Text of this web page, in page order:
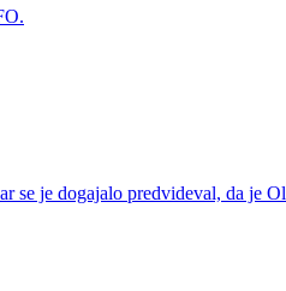
se je dogajalo predvideval, da